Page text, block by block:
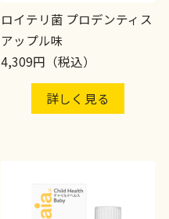
ロイテリ菌 プロデンティス
アップル味
4,309円（税込）
詳しく見る